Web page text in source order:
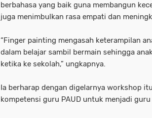
berbahasa yang baik guna membangun
juga menimbulkan rasa empati dan
“Finger painting mengasah keterampilan
dalam belajar sambil bermain sehingga
ketika ke sekolah,” ungkapnya.
Ia berharap dengan digelarnya workshop
kompetensi guru PAUD untuk menjadi